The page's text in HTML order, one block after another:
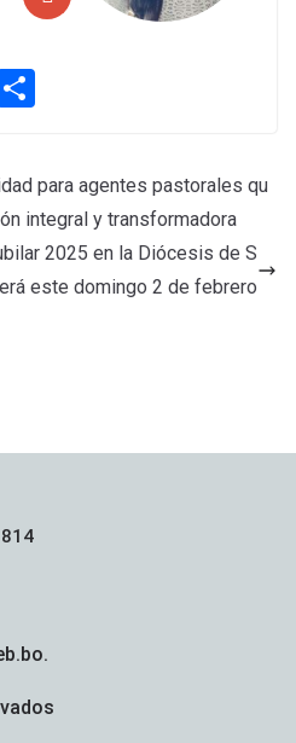
p
ar
tir
para agentes pastorales qu
integral y transformadora
2025 en la Diócesis de S
este domingo 2 de febrero